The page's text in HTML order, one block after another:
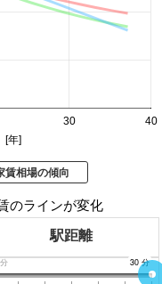
30 40
年]
賃相場の傾向
のラインが変化
駅距離
30 分
30 分